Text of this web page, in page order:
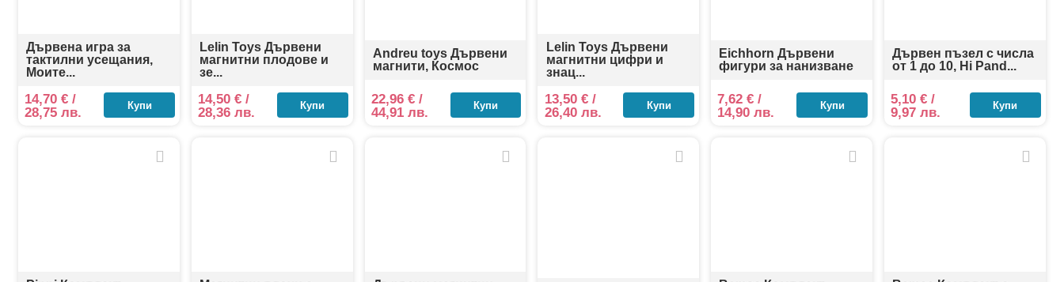
Дървена игра за
тактилни усещания,
Моите...
14,70€ /
28,75 лв.
Купи
Lelin Toys Дървени
магнитни плодове и
зе...
14,50€ /
28,36 лв.
Купи
Andreu toys Дървени
магнити, Космос
22,96 €/
44,91 лв.
Купи
Lelin Toys Дървени
магнитни цифри и
знац...
13,50 €/
26,40 лв.
Купи
Eichhorn Дървени
фигури за нанизване
7,62€ /
14,90 лв.
Купи
Дървен пъзел с числа
от 1 до 10, Hi Pand...
5,10€ /
9,97 лв.
Купи